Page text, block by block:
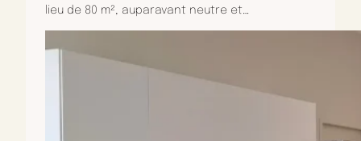
lieu de 80 m², auparavant neutre et…